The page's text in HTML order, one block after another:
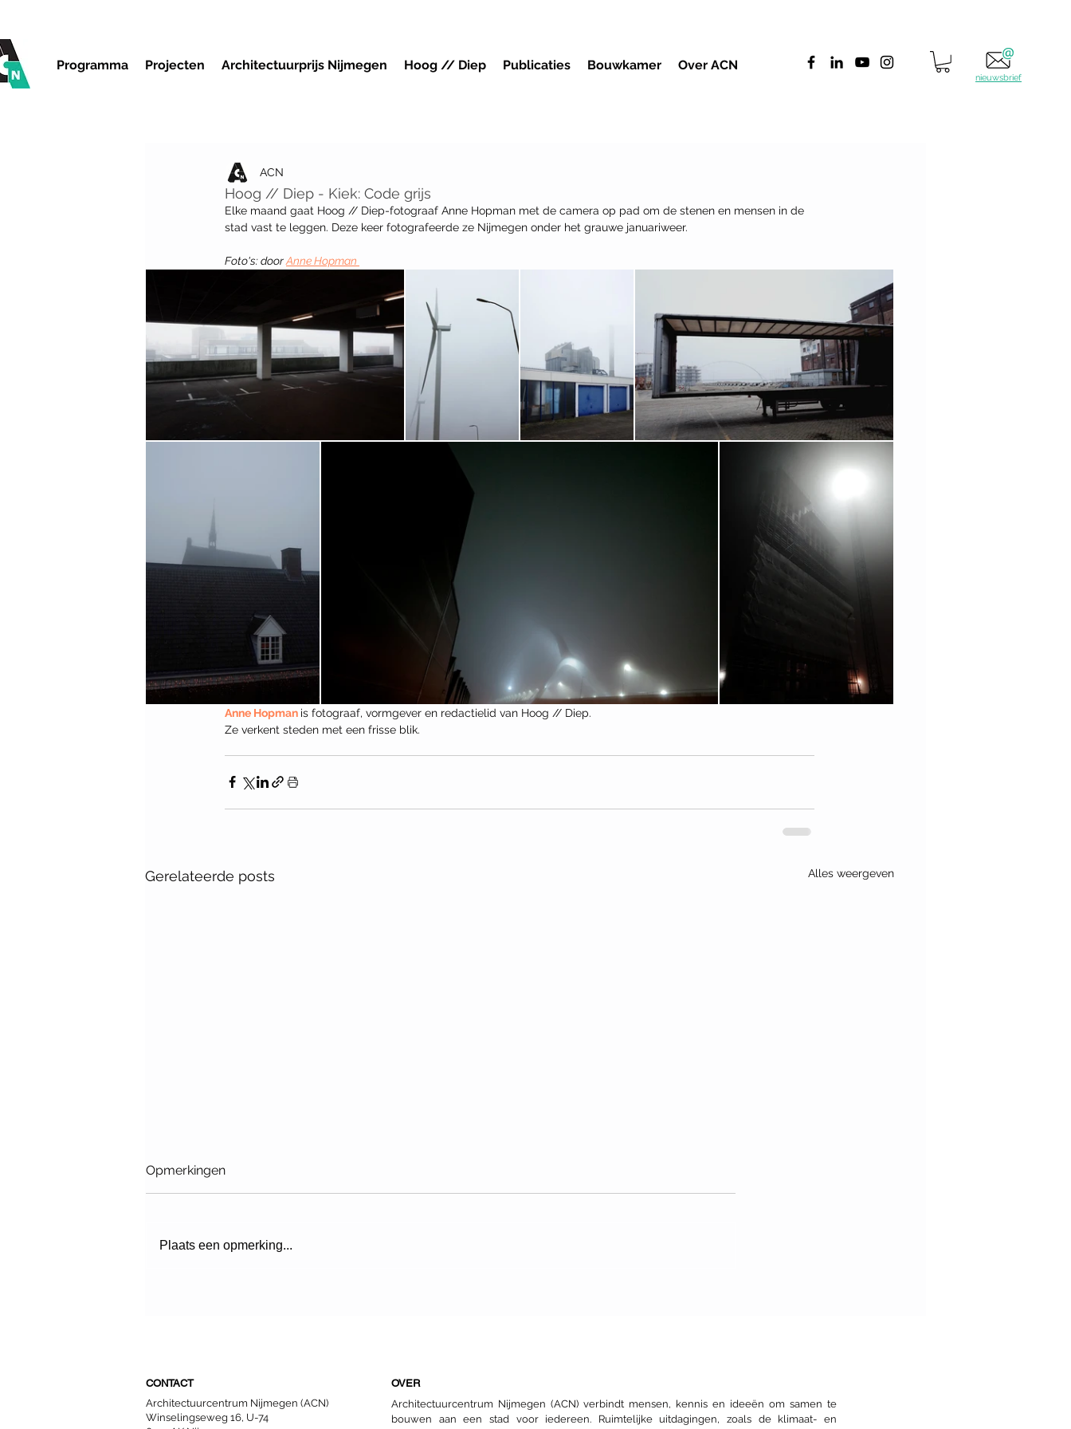
Programma Projecten Architectuurprijs Nijmegen Hoog // Diep Publicaties Bouwkamer Over ACN
nieuwsbrief
Hoog // Diep - Kiek: Code grijs
ACN
Elke maand gaat Hoog // Diep-fotograaf Anne Hopman met de camera op pad om de stenen en mensen in de
stad vast te leggen. Deze keer fotografeerde ze Nijmegen onder het grauwe januariweer.
Foto's: door Anne Hopman
Anne Hopman is fotograaf, vormgever en redactielid van Hoog // Diep.
Ze verkent steden met een frisse blik.
Gerelateerde posts Alles weergeven
Opmerkingen
Plaats een opmerking...
CONTACT
OVER
Architectuurcentrum Nijmegen (ACN)
Winselingseweg 16, U-74
Architectuurcentrum Nijmegen (ACN) verbindt mensen, kennis en ideeën om samen te
bouwen aan een stad voor iedereen. Ruimtelijke uitdagingen, zoals de klimaat- en